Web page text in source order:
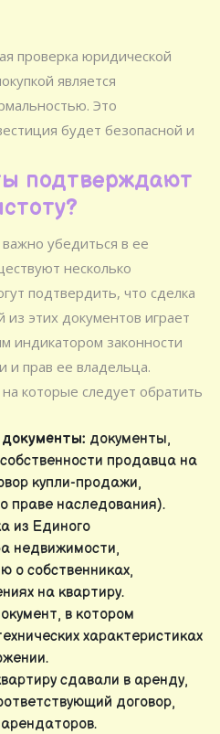
проверка юридической
является
Это
будет безопасной и
подтверждают
убедиться в ее
несколько
подтвердить, что сделка
этих документов играет
индикатором законности
и прав ее владельца.
которые следует обратить
документы,
продавца на
купли-продажи,
праве наследования).
из Единого
недвижимости,
собственниках,
на квартиру.
в котором
характеристиках
сдавали в аренду,
договор,